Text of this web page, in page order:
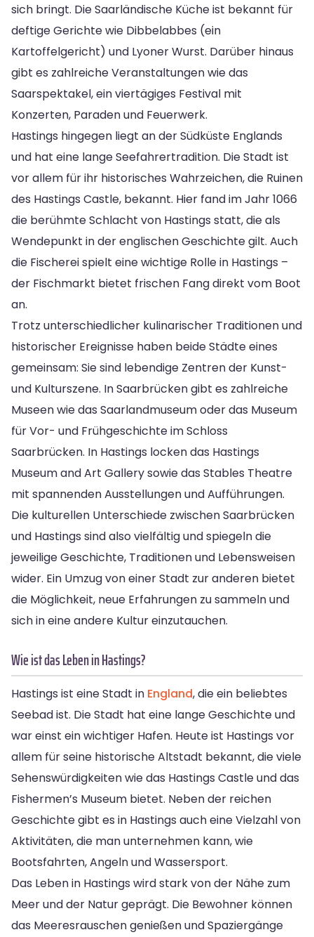
sich bringt. Die Saarländische Küche ist bekannt für
deftige Gerichte wie Dibbelabbes (ein
Kartoffelgericht) und Lyoner Wurst. Darüber hinaus
gibt es zahlreiche Veranstaltungen wie das
Saarspektakel, ein viertägiges Festival mit
Konzerten, Paraden und Feuerwerk.
Hastings hingegen liegt an der Südküste Englands
und hat eine lange Seefahrertradition. Die Stadt ist
vor allem für ihr historisches Wahrzeichen, die Ruinen
des Hastings Castle, bekannt. Hier fand im Jahr 1066
die berühmte Schlacht von Hastings statt, die als
Wendepunkt in der englischen Geschichte gilt. Auch
die Fischerei spielt eine wichtige Rolle in Hastings –
der Fischmarkt bietet frischen Fang direkt vom Boot
an.
Trotz unterschiedlicher kulinarischer Traditionen und
historischer Ereignisse haben beide Städte eines
gemeinsam: Sie sind lebendige Zentren der Kunst-
und Kulturszene. In Saarbrücken gibt es zahlreiche
Museen wie das Saarlandmuseum oder das Museum
für Vor- und Frühgeschichte im Schloss
Saarbrücken. In Hastings locken das Hastings
Museum and Art Gallery sowie das Stables Theatre
mit spannenden Ausstellungen und Aufführungen.
Die kulturellen Unterschiede zwischen Saarbrücken
und Hastings sind also vielfältig und spiegeln die
jeweilige Geschichte, Traditionen und Lebensweisen
wider. Ein Umzug von einer Stadt zur anderen bietet
die Möglichkeit, neue Erfahrungen zu sammeln und
sich in eine andere Kultur einzutauchen.
Wie ist das Leben in Hastings?
Hastings ist eine Stadt in England, die ein beliebtes
Seebad ist. Die Stadt hat eine lange Geschichte und
war einst ein wichtiger Hafen. Heute ist Hastings vor
allem für seine historische Altstadt bekannt, die viele
Sehenswürdigkeiten wie das Hastings Castle und das
Fishermen’s Museum bietet. Neben der reichen
Geschichte gibt es in Hastings auch eine Vielzahl von
Aktivitäten, die man unternehmen kann, wie
Bootsfahrten, Angeln und Wassersport.
Das Leben in Hastings wird stark von der Nähe zum
Meer und der Natur geprägt. Die Bewohner können
das Meeresrauschen genießen und Spaziergänge